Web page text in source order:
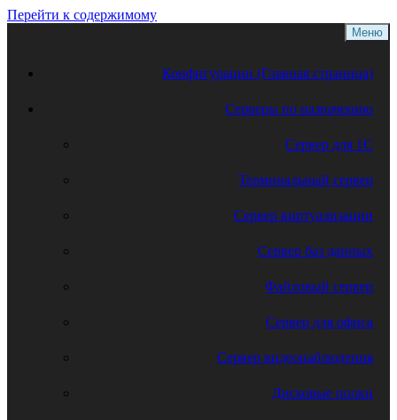
Перейти к содержимому
Меню
Конфигурации (Главная страница)
Серверы по назначению
Сервер для 1С
Терминальный сервер
Сервер виртуализации
Сервер баз данных
Файловый сервер
Сервер для офиса
Сервер видеонаблюдения
Дисковые полки